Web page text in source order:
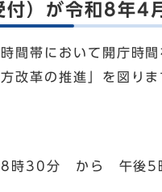
付）が令和8年4
間帯において開庁時
改革の推進」を図りま
8時30分 から 午後